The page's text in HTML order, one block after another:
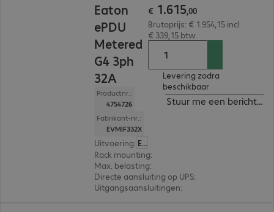
Eaton
ePDU
Metered
G4 3ph
32A
Productnr.:
4754726
Fabrikant-nr.:
EVMIF332X
Uitvoering: Europa
Rack mounting:
Max. belasting:
Directe aansluiting op UPS:
Uitgangsaansluitingen:
€ 1.615,00
Brutoprijs: € 1.954,15 incl.
€ 339,15 btw
Levering zodra
beschikbaar
Stuur me een bericht